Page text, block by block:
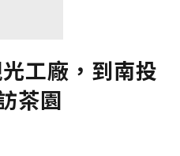
工廠，到南投
茶園